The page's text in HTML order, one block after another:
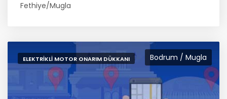
Fethiye/Mugla
Bodrum / Mugla
ELEKTRIKLI MOTOR ONARIM DÜKKANI